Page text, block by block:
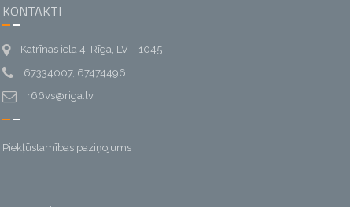
KONTAKTI
Katrīnas iela 4, Rīga, LV – 1045
67334007, 67474496
r66vs@riga.lv
Piekļūstamības paziņojums